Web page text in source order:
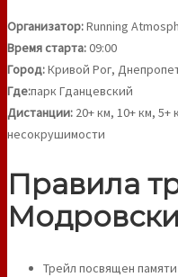
Организатор:Running
Время старта:09:00
Город:Кривой Рог,
Где:парк Гданцевский
Дистанции: 20+ км, 10+ км, 5+
несокрушимости
Правила
Трейл посвящен